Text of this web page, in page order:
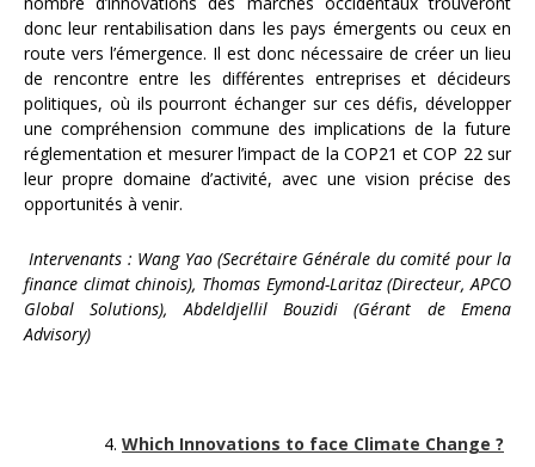
donc leur rentabilisation dans les pays émergents ou ceux en
route vers l’émergence. Il est donc nécessaire de créer un lieu
de rencontre entre les différentes entreprises et décideurs
politiques, où ils pourront échanger sur ces défis, développer
une compréhension commune des implications de la future
réglementation et mesurer l’impact de la COP21 et COP 22 sur
leur propre domaine d’activité, avec une vision précise des
opportunités à venir.
Intervenants : Wang Yao (Secrétaire Générale du comité pour la
finance climat chinois), Thomas Eymond-Laritaz (Directeur, APCO
Global Solutions), Abdeldjellil Bouzidi (Gérant de Emena
Advisory)
Which Innovations to face Climate Change ?